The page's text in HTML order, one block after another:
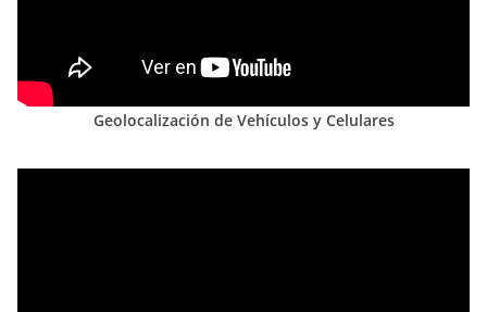
Geolocalización de Vehículos y Celulares